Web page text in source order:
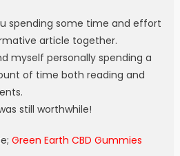
spending some time and effort
article together.
myself personally spending a
of time both reading and
still worthwhile!
Green Earth CBD Gummies